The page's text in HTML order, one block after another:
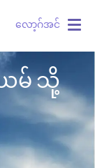
လော့ဂ်အင်
မ် သို့